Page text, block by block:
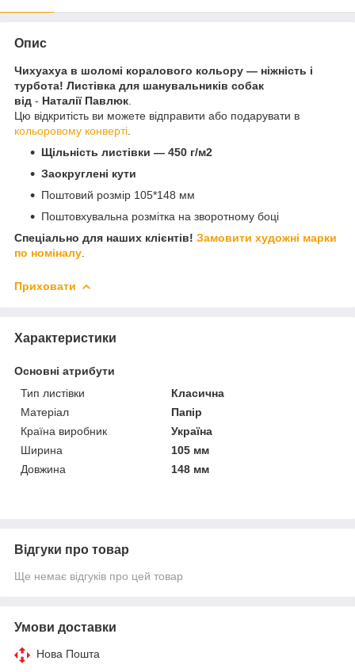
Опис
Чихуахуа в шоломі коралового кольору — ніжність і
турбота! Листівка для шанувальників собак
від - Наталії Павлюк
Цю відкритість ви можете відправити або подарувати в
кольоровому конверті
Щільність листівки — 450 г/м2
Заокруглені кути
Поштовий розмір 105*148 мм
Поштовхувальна розмітка на зворотному боці
Спеціально для наших клієнтів! Замовити художні марки
по номіналу
Приховати
Характеристики
Основні атрибути
Тип листівки
Класична
Матеріал
Папір
Країна виробник
Україна
Ширина
105 мм
Довжина
148 мм
Відгуки про товар
Ще немає відгуків про цей товар
Умови доставки
Нова Пошта